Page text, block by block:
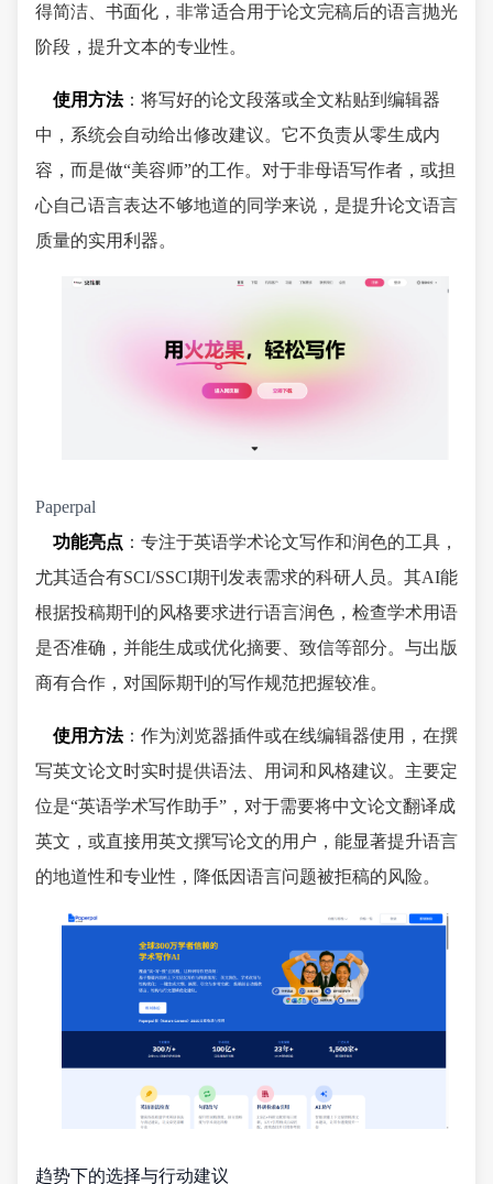
得简洁、书面化，非常适合用于论文完稿后的语言抛光
阶段，提升文本的专业性。
使用方法：将写好的论文段落或全文粘贴到编辑器
中，系统会自动给出修改建议。它不负责从零生成内
容，而是做“美容师”的工作。对于非母语写作者，或担
心自己语言表达不够地道的同学来说，是提升论文语言
质量的实用利器。
Paperpal
功能亮点 ：专注于英语学术论文写作和润色的工具，
尤其适合有SCI/SSCI期刊发表需求的科研人员。其AI能
根据投稿期刊的风格要求进行语言润色，检查学术用语
是否准确，并能生成或优化摘要、致信等部分。与出版
商有合作，对国际期刊的写作规范把握较准。
使用方法：作为浏览器插件或在线编辑器使用，在撰
写英文论文时实时提供语法、用词和风格建议。主要定
位是“英语学术写作助手”，对于需要将中文论文翻译成
英文，或直接用英文撰写论文的用户，能显著提升语言
的地道性和专业性，降低因语言问题被拒稿的风险。
趋势下的选择与行动建议